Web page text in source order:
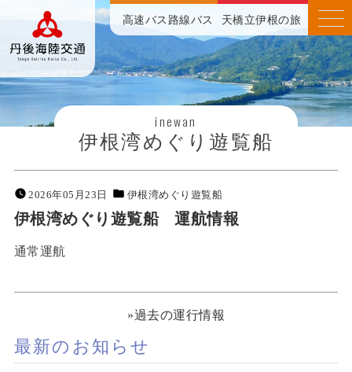
高速バス 路線バス 天橋立伊根の旅
inewan
伊根湾めぐり遊覧船
2026年05月23日 伊根湾めぐり遊覧船
伊根湾めぐり遊覧船 運航情報
通常運航
»過去の運行情報
最新のお知らせ